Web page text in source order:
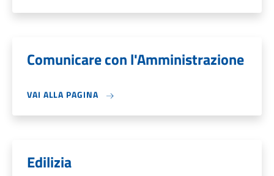
Comunicare con l'Amministrazione
VAI ALLA PAGINA
Edilizia